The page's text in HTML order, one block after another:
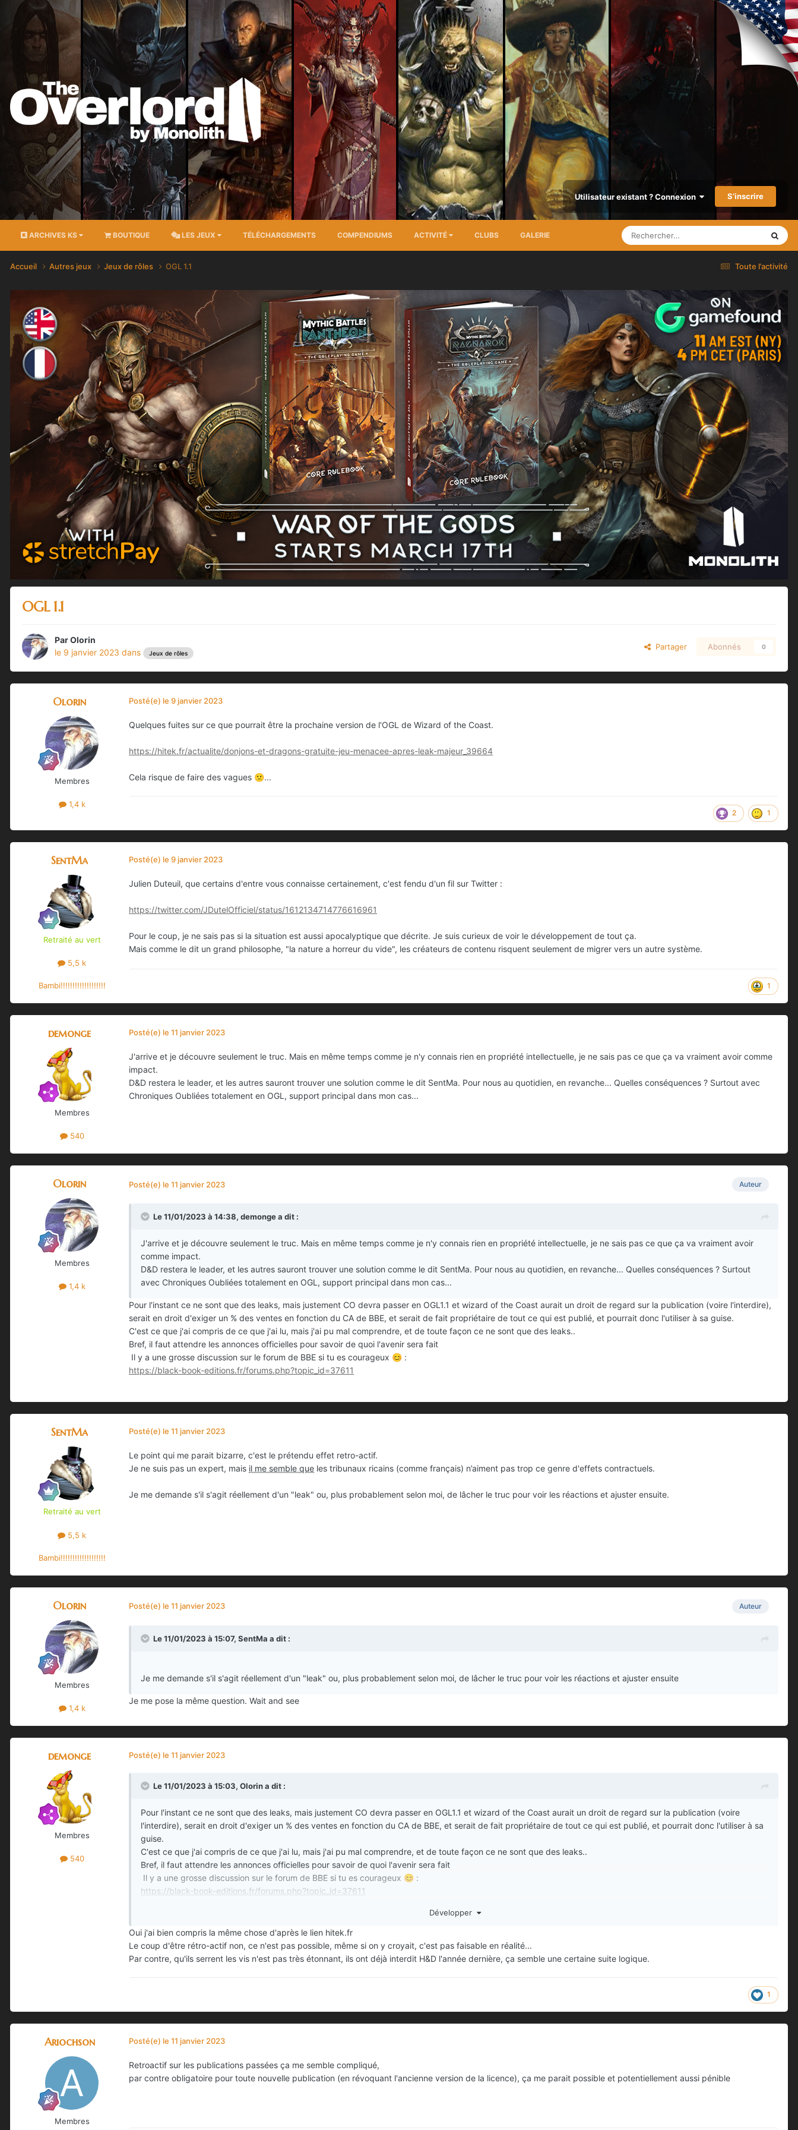
Utilisateur existant ? Connexion S’inscrire
ARCHIVES KS BOUTIQUE LES JEUX TÉLÉCHARGEMENTS COMPENDIUMS ACTIVITÉ CLUBS GALERIE
Toute l’activité
Accueil Autres jeux Jeux de rôles OGL 1.1
OGL 1.1
ParOlorin
le 9 janvier 2023 dans Jeux de rôles
Partager Abonnés 0
Olorin
Membres
1,4 k
Posté(e) le 9 janvier 2023
Quelques fuites sur ce que pourrait être la prochaine version de l'OGL de Wizard of the Coast.
https://hitek.fr/actualite/donjons-et-dragons-gratuite-jeu-menacee-apres-leak-majeur_39664
Cela risque de faire des vagues 🙁...
2 1
SentMa
Retraité au vert
5,5 k
Bambi!!!!!!!!!!!!!!!!!!!
Posté(e) le 9 janvier 2023
Julien Duteuil, que certains d'entre vous connaisse certainement, c'est fendu d'un fil sur Twitter :
https://twitter.com/JDutelOfficiel/status/1612134714776616961
Pour le coup, je ne sais pas si la situation est aussi apocalyptique que décrite. Je suis curieux de voir le développement de tout ça.
Mais comme le dit un grand philosophe, "la nature a horreur du vide", les créateurs de contenu risquent seulement de migrer vers un autre système.
1
demonge
Membres
540
Posté(e) le 11 janvier 2023
J'arrive et je découvre seulement le truc. Mais en même temps comme je n'y connais rien en propriété intellectuelle, je ne sais pas ce que ça va vraiment avoir comme
impact.
D&D restera le leader, et les autres sauront trouver une solution comme le dit SentMa. Pour nous au quotidien, en revanche... Quelles conséquences ? Surtout avec
Chroniques Oubliées totalement en OGL, support principal dans mon cas...
Olorin
Membres
1,4 k
Auteur
Posté(e) le 11 janvier 2023
Le 11/01/2023 à 14:38, demongea dit :
J'arrive et je découvre seulement le truc. Mais en même temps comme je n'y connais rien en propriété intellectuelle, je ne sais pas ce que ça va vraiment avoir
comme impact.
D&D restera le leader, et les autres sauront trouver une solution comme le dit SentMa. Pour nous au quotidien, en revanche... Quelles conséquences ? Surtout
avec Chroniques Oubliées totalement en OGL, support principal dans mon cas...
Pour l'instant ce ne sont que des leaks, mais justement CO devra passer en OGL1.1 et wizard of the Coast aurait un droit de regard sur la publication (voire l'interdire),
serait en droit d'exiger un % des ventes en fonction du CA de BBE, et serait de fait propriétaire de tout ce qui est publié, et pourrait donc l'utiliser à sa guise.
C'est ce que j'ai compris de ce que j'ai lu, mais j'ai pu mal comprendre, et de toute façon ce ne sont que des leaks..
Bref, il faut attendre les annonces officielles pour savoir de quoi l'avenir sera fait
Il y a une grosse discussion sur le forum de BBE si tu es courageux 😊 :
https://black-book-editions.fr/forums.php?topic_id=37611
SentMa
Retraité au vert
5,5 k
Bambi!!!!!!!!!!!!!!!!!!!
Posté(e) le 11 janvier 2023
Le point qui me parait bizarre, c'est le prétendu effet retro-actif.
Je ne suis pas un expert, mais il me semble que les tribunaux ricains (comme français) n’aiment pas trop ce genre d'effets contractuels.
Je me demande s'il s'agit réellement d'un "leak" ou, plus probablement selon moi, de lâcher le truc pour voir les réactions et ajuster ensuite.
Olorin
Membres
1,4 k
Auteur
Posté(e) le 11 janvier 2023
Le 11/01/2023 à 15:07, SentMa a dit :
Je me demande s'il s'agit réellement d'un "leak" ou, plus probablement selon moi, de lâcher le truc pour voir les réactions et ajuster ensuite
Je me pose la même question. Wait and see
demonge
Membres
540
Posté(e) le 11 janvier 2023
Le 11/01/2023 à 15:03, Olorina dit :
Pour l'instant ce ne sont que des leaks, mais justement CO devra passer en OGL1.1 et wizard of the Coast aurait un droit de regard sur la publication (voire
l'interdire), serait en droit d'exiger un % des ventes en fonction du CA de BBE, et serait de fait propriétaire de tout ce qui est publié, et pourrait donc l'utiliser à sa
guise.
C'est ce que j'ai compris de ce que j'ai lu, mais j'ai pu mal comprendre, et de toute façon ce ne sont que des leaks..
Bref, il faut attendre les annonces officielles pour savoir de quoi l'avenir sera fait
Il y a une grosse discussion sur le forum de BBE si tu es courageux 😊 :
https://black-book-editions.fr/forums.php?topic_id=37611
Développer
Oui j'ai bien compris la même chose d'après le lien hitek.fr
Le coup d'être rétro-actif non, ce n'est pas possible, même si on y croyait, c'est pas faisable en réalité...
Par contre, qu'ils serrent les vis n'est pas très étonnant, ils ont déjà interdit H&D l'année dernière, ça semble une certaine suite logique.
1
Ariochson
Membres
Posté(e) le 11 janvier 2023
Retroactif sur les publications passées ça me semble compliqué,
par contre obligatoire pour toute nouvelle publication (en révoquant l'ancienne version de la licence), ça me parait possible et potentiellement aussi pénible